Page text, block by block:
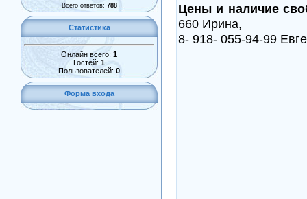
Всего ответов: 788
Статистика
Онлайн всего: 1
Гостей: 1
Пользователей: 0
Форма входа
Цены и наличие
660 Ирина,
8- 918- 055-94-99